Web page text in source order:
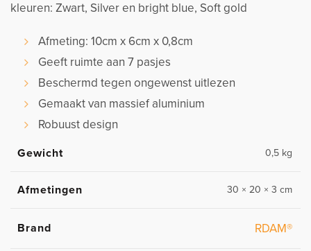
kleuren: Zwart, Silver en bright blue, Soft gold
Afmeting: 10cm x 6cm x 0,8cm
Geeft ruimte aan 7 pasjes
Beschermd tegen ongewenst uitlezen
Gemaakt van massief aluminium
Robuust design
Gewicht 0,5 kg
Afmetingen 30 × 20 × 3 cm
Brand RDAM®